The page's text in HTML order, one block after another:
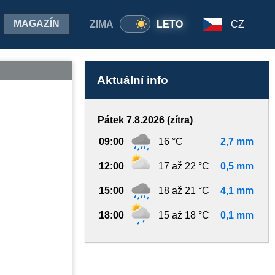
ZIMA LETO
MAGAZÍN CZ
Aktuální info
Pátek 7.8.2026 (zítra)
09:00 16 °C 2,7 mm
12:00 17 až 22 °C 0,5 mm
15:00 18 až 21 °C 4,1 mm
18:00 15 až 18 °C 0,1 mm